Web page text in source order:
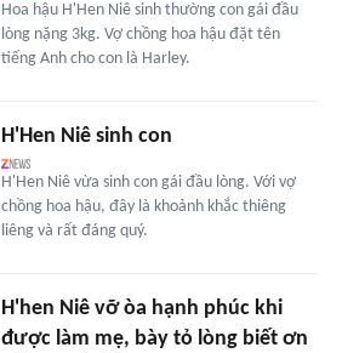
Hoa hậu H'Hen Niê sinh thường con gái đầu
lòng nặng 3kg. Vợ chồng hoa hậu đặt tên
tiếng Anh cho con là Harley.
H'Hen Niê sinh con
H'Hen Niê vừa sinh con gái đầu lòng. Với vợ
chồng hoa hậu, đây là khoảnh khắc thiêng
liêng và rất đáng quý.
H'hen Niê vỡ òa hạnh phúc khi
được làm mẹ, bày tỏ lòng biết ơn